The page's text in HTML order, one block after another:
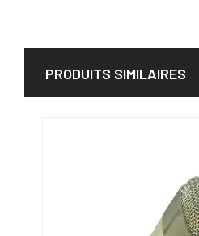
PRODUITS SIMILAIRES